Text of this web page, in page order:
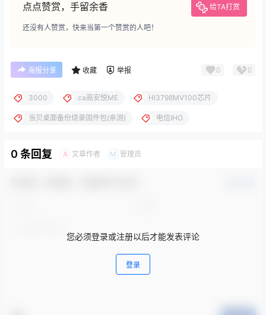
点点赞赏，手留余香 给TA打赏
还没有人赞赏，快来当第一个赞赏的人吧！
海报分享 收藏 举报 0 0
3000 ca高安悦ME HI3798MV100芯片
当贝桌面备份烧录固件包(亲测) 电信IHO
0 条回复 A 文章作者 M 管理员
您必须登录或注册以后才能发表评论
登录